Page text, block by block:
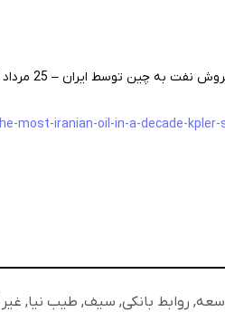
توسط ایران – 25 مرداد 1402 (16 آگوست 2023)
most-iranian-oil-in-a-decade-kpler-
, روابط بانکی, سیف, طیب نیا,